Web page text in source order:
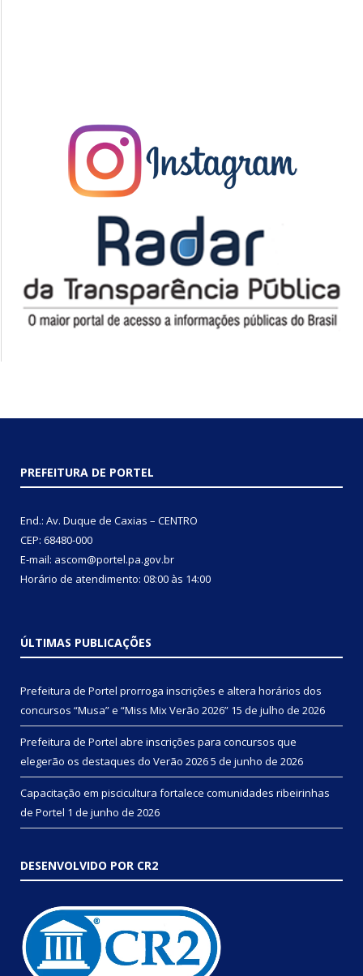
PREFEITURA DE PORTEL
End.: Av. Duque de Caxias – CENTRO
CEP: 68480-000
E-mail: ascom@portel.pa.gov.br
Horário de atendimento: 08:00 às 14:00
ÚLTIMAS PUBLICAÇÕES
Prefeitura de Portel prorroga inscrições e altera horários dos
concursos “Musa” e “Miss Mix Verão 2026” 15 de julho de 2026
Prefeitura de Portel abre inscrições para concursos que
elegerão os destaques do Verão 20265 de junho de 2026
Capacitação em piscicultura fortalece comunidades ribeirinhas
de Portel 1 de junho de 2026
DESENVOLVIDO POR CR2